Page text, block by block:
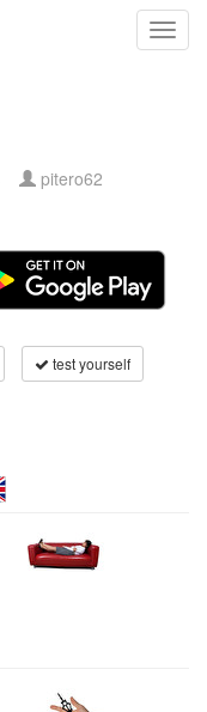
pitero62
test yourself